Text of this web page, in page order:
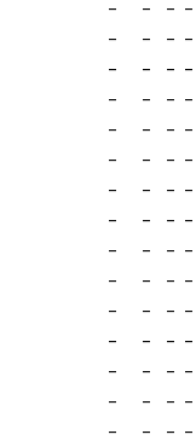
- - - -
-
- - -
-
- - -
-
- - -
-
- - -
-
- - -
-
- - -
-
- - -
-
- - -
-
- - -
-
- - -
-
- - -
-
- - -
-
- - -
-
- - -